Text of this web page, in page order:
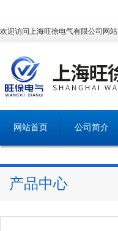
欢迎访问上海旺徐电气有限公司网站
网站首页 公司简介
产品中心